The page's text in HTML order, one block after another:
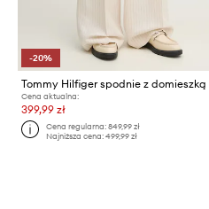
-20%
Cena aktualna:
399,99 zł
Cena regularna:849,99 zł
Najniższa cena:499,99 zł